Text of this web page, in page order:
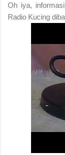
Oh iya,
Radio Kucing